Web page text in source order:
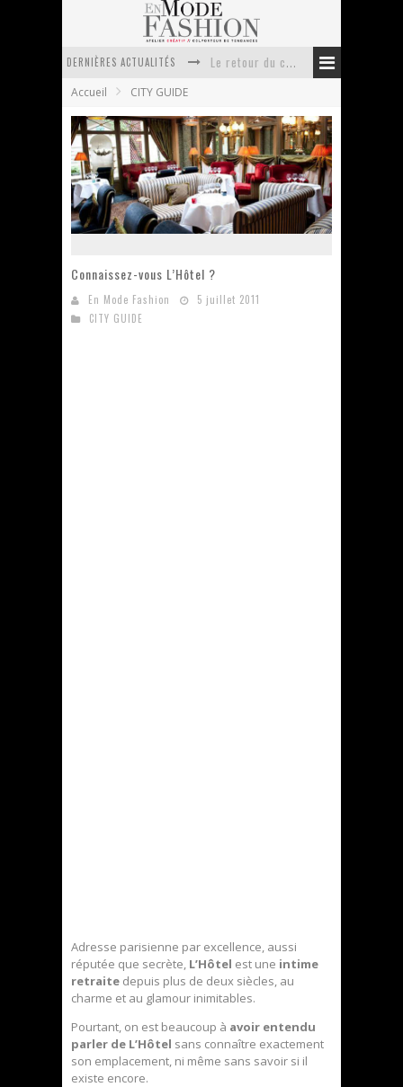
DERNIÈRES ACTUALITÉS
Doudoune pour femme : choisir la pièce idéale entre style, chaleur et durabilité
Week-end spa en automne : quel maillot de bain choisir ?
Pourquoi le costume sur mesure à Paris est un incontournable de l’élégance contemporaine ?
Anti chute cheveux homme : quelles solutions pour renforcer sa chevelure ?
Accueil CITY GUIDE
Connaissez-vous L’Hôtel ?
En Mode Fashion
5 juillet 2011
CITY GUIDE
Adresse parisienne par excellence, aussi
réputée que secrète, L’Hôtel est une intime
retraite depuis plus de deux siècles, au
charme et au glamour inimitables.
Pourtant, on est beaucoup à avoir entendu
parler de L’Hôtel sans connaître exactement
son emplacement, ni même sans savoir si il
existe encore.